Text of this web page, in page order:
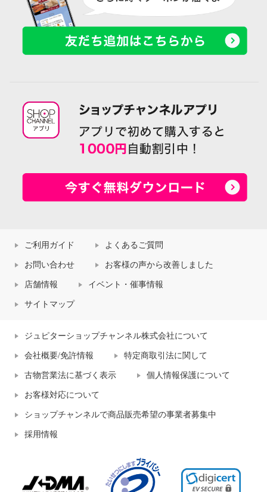
ご利用ガイド よくあるご質問
お問い合わせ お客様の声から改善しました
店舗情報 イベント・催事情報
サイトマップ
ジュピターショップチャンネル株式会社について
会社概要/免許情報 特定商取引法に関して
古物営業法に基づく表示 個人情報保護について
お客様対応について
ショップチャンネルで商品販売希望の事業者募集中
採用情報